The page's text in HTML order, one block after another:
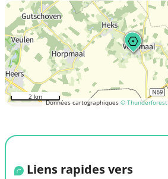
Données cartographiques © Thunderforest
2 km
Liens rapides vers